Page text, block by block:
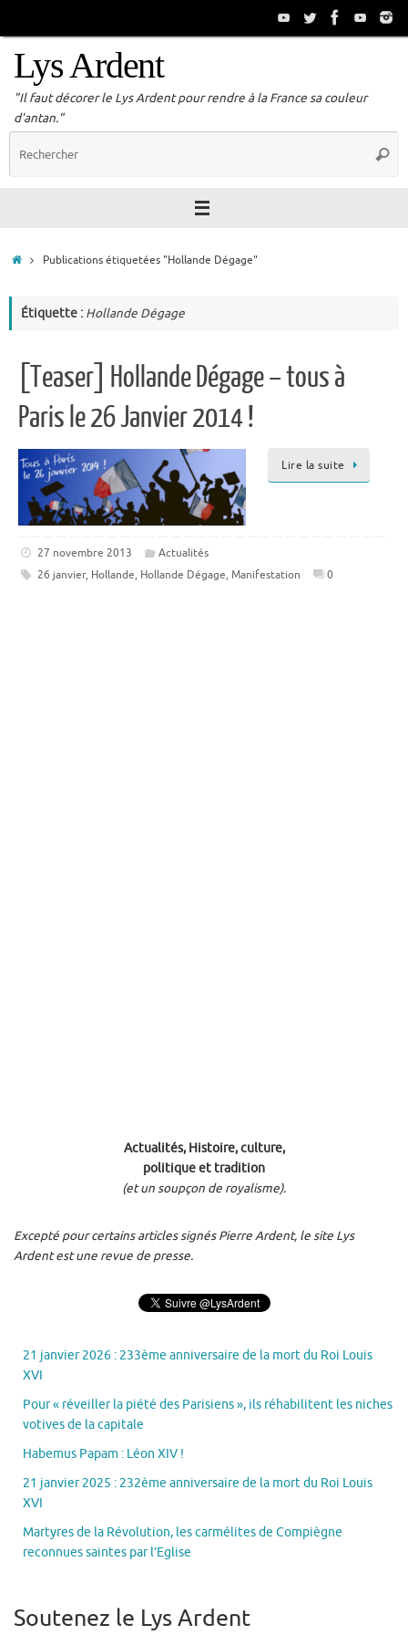
Lys Ardent
"Il faut décorer le Lys Ardent pour rendre à la France sa couleur
d'antan."
AccueilPublications étiquetées "Hollande Dégage"
Étiquette : Hollande Dégage
[Teaser] Hollande Dégage – tous à
Paris le 26 Janvier 2014 !
Lire la suite
27 novembre 2013
Actualités
26 janvier, Hollande, Hollande Dégage, Manifestation 0
Actualités, Histoire, culture,
politique et tradition
(et un soupçon de royalisme).
Excepté pour certains articles signés Pierre Ardent, le site Lys
Ardent est une revue de presse.
21 janvier 2026 : 233ème anniversaire de la mort du Roi Louis
XVI
Pour « réveiller la piété des Parisiens », ils réhabilitent les niches
votives de la capitale
Habemus Papam : Léon XIV !
21 janvier 2025 : 232ème anniversaire de la mort du Roi Louis
XVI
Martyres de la Révolution, les carmélites de Compiègne
reconnues saintes par l’Eglise
Soutenez le Lys Ardent